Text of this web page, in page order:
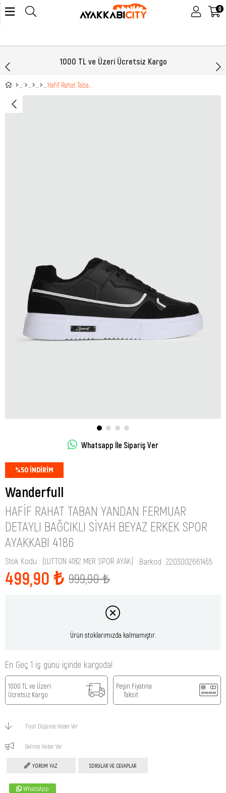
0
1000 TL ve Üzeri Ücretsiz Kargo
Whatsapp İle Sipariş Ver
%50 İNDIRIM
Wanderfull
HAFIF RAHAT TABAN YANDAN FERMUAR
DETAYLI BAĞCIKLI SIYAH BEYAZ ERKEK SPOR
AYAKKABI 4186
Stok Kodu (LUTTON 4182 MER SPOR AYAK) Barkod : 2203002661455
999,90 ₺
499,90 ₺
Ürün stoklarımızda kalmamıştır.
En Geç 1 iş günü içinde kargoda!
1000 TL ve Üzeri
Ücretsiz Kargo
Peşin Fiyatına
Taksit
Fiyat Düşünce Haber Ver
Gelince Haber Ver
YORUM YAZ SORULAR VE CEVAPLAR
WhatsApp